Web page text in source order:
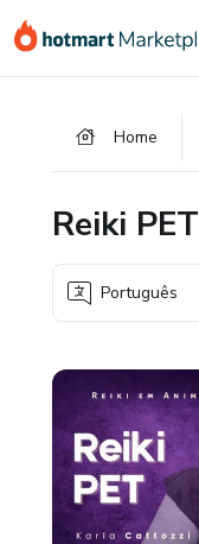
para
para
para
Home
Reiki PET
Português